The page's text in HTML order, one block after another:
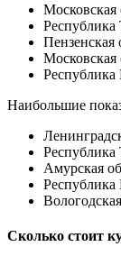
Московская
Республика
Пензенская
Московская
Наибольшие
Амурская
Сколько стоит